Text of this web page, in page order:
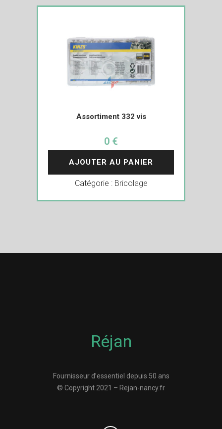
Assortiment 332 vis
0 €
AJOUTER AU PANIER
Catégorie : Bricolage
Réjan
Fournisseur d’essentiel depuis 50 ans
© Copyright 2021 – Rejan-nancy.fr